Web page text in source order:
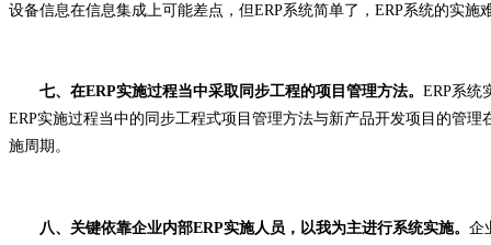
设备信息在信息集成上可能差点，但ERP系统简单了，ERP系统的实施
七、在ERP实施过程当中采取同步工程的项目管理方法。 ERP系统
ERP实施过程当中的同步工程式项目管理方法与新产品开发项目的管
施周期。
八、关键依靠企业内部ERP实施人员，以我为主进行系统实施。 企